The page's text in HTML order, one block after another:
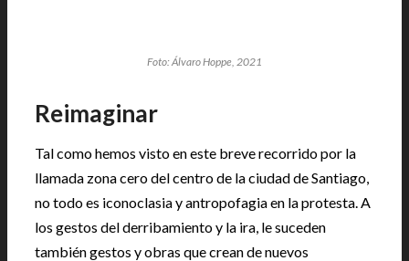
Foto: Álvaro Hoppe, 2021
Reimaginar
Tal como hemos visto en este breve recorrido por la
llamada zona cero del centro de la ciudad de Santiago,
no todo es iconoclasia y antropofagia en la protesta. A
los gestos del derribamiento y la ira, le suceden
también gestos y obras que crean de nuevos